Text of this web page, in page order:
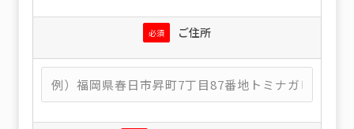
必須 ご住所